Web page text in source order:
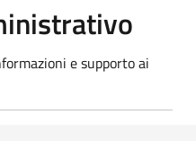
e supporto ai